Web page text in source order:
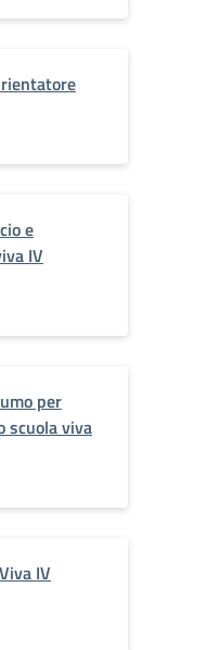
e
IV
per
scuola viva
IV